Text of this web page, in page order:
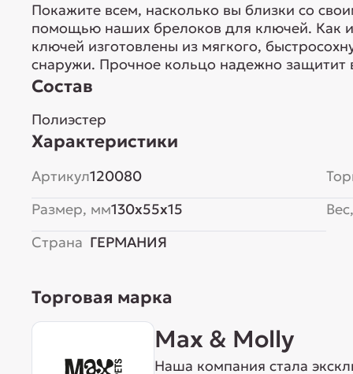
Покажите всем, насколько вы близки со
помощью наших брелоков для ключей. Как
ключей изготовлены из мягкого,
снаружи. Прочное кольцо надежно защитит
Состав
Полиэстер
Характеристики
Артикул120080
Размер, мм130x55x15
Страна ГЕРМАНИЯ
Торговая марка
Max & Molly
Наша компания стала